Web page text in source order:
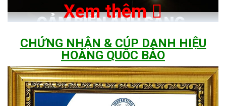
Xem thêm
CHỨNG NHẬN & CÚP DANH HIỆU
HOÀNG QUỐC BẢO